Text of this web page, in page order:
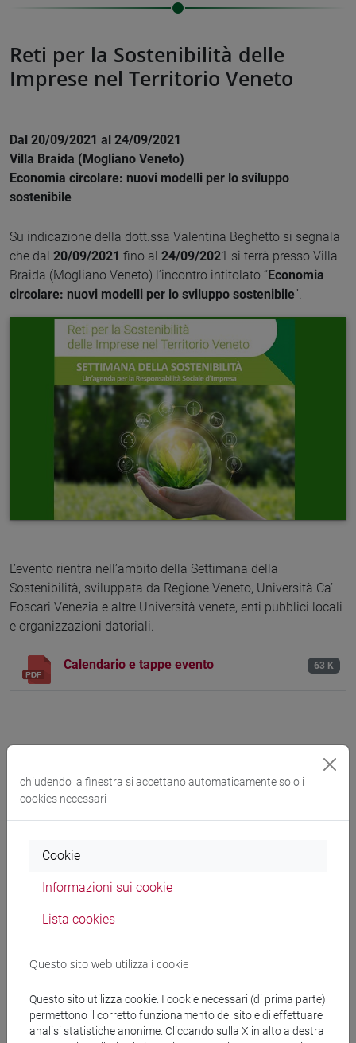
Reti per la Sostenibilità delle
Imprese nel Territorio Veneto
Dal 20/09/2021 al 24/09/2021
Villa Braida (Mogliano Veneto)
Economia circolare: nuovi modelli per lo sviluppo
sostenibile
Su indicazione della dott.ssa Valentina Beghetto si segnala
che dal 20/09/2021 fino al 24/09/2021 si terrà presso Villa
Braida (Mogliano Veneto) l’incontro intitolato “Economia
circolare: nuovi modelli per lo sviluppo sostenibile”.
L’evento rientra nell’ambito della Settimana della
Sostenibilità, sviluppata da Regione Veneto, Università Ca’
Foscari Venezia e altre Università venete, enti pubblici locali
e organizzazioni datoriali.
Calendario e tappe evento 63 K
Festival dello sviluppo sostenibile
Segnaliamo che dal 28 settembre al 14 ottobre 2021 ASVIS
5° edizione del Festival dello sviluppo sostenibile. Si tratta di
nazionale per aumentare la conoscenza e la
Maggiori informazioni sono reperibili all'indirizzo:
https://festivalsvilupposostenibile.it/2021
chiudendo la finestra si accettano automaticamente solo i
cookies necessari
Cookie
Informazioni sui cookie
Lista cookies
Questo sito web utilizza i cookie
Questo sito utilizza cookie. I cookie necessari (di prima parte)
permettono il corretto funzionamento del sito e di effettuare
analisi statistiche anonime. Cliccando sulla X in alto a destra